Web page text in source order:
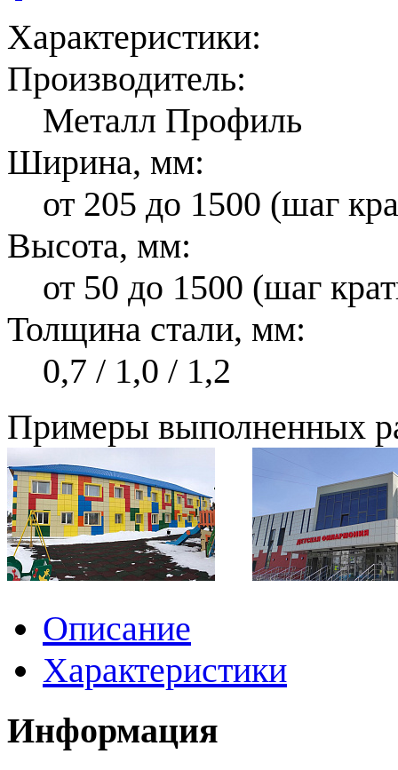
Характеристики:
Производитель:
Металл Профиль
Ширина, мм:
от 205 до 1500 (шаг
Высота, мм:
от 50 до 1500 (шаг
Толщина стали, мм:
0,7 / 1,0 / 1,2
Примеры выполненных
Описание
Характеристики
Информация